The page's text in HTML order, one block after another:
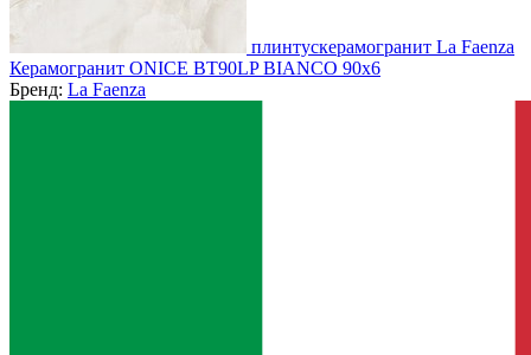
плинтускерамогранит La Faenza
Керамогранит ONICE BT90LP BIANCO 90x6
Бренд: La Faenza